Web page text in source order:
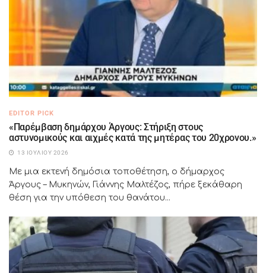
EDITOR PICK
«Παρέμβαση δημάρχου Άργους: Στήριξη στους
αστυνομικούς και αιχμές κατά της μητέρας του 20χρονου.»
13 ΙΟΥΛΊΟΥ 2026
Με μια εκτενή δημόσια τοποθέτηση, ο δήμαρχος
Άργους – Μυκηνών, Γιάννης Μαλτέζος, πήρε ξεκάθαρη
θέση για την υπόθεση του θανάτου...